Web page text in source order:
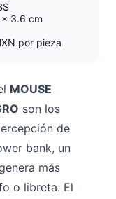
3.6 cm
por pieza
MOUSE
son los
de
bank, un
más
o libreta. El